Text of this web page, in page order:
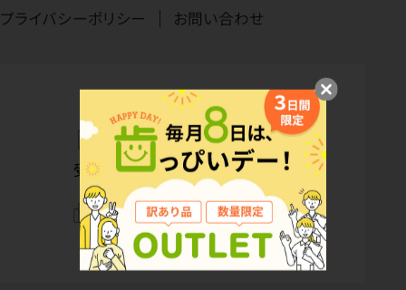
プライバシーポリシー
お問い合わせ
ご注文
TEL 0120-108648
受付時間：9:00〜17:00／日祝休
FAX 0120-108649
受付時間：24時間／年中無休